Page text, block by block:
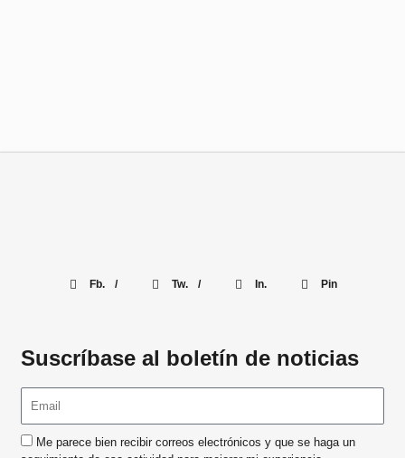
Fb. / Tw. / In. Pin
Suscríbase al boletín de noticias
Me parece bien recibir correos electrónicos y que se haga un